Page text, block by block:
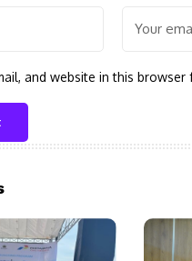
and website in this